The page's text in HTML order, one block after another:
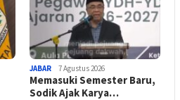
JABAR 7 Agustus 2026
Memasuki Semester Baru,
Sodik Ajak Karya…